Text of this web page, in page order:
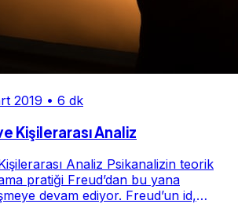
2019 • 6 dk
Kişilerarası Analiz
Analiz Psikanalizin teorik
pratiği Freud’dan bu yana
devam ediyor. Freud’un id,